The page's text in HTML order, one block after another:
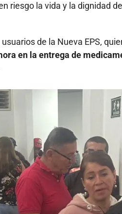
riesgo la vida y la dignidad
de la Nueva EPS,
en la entrega de